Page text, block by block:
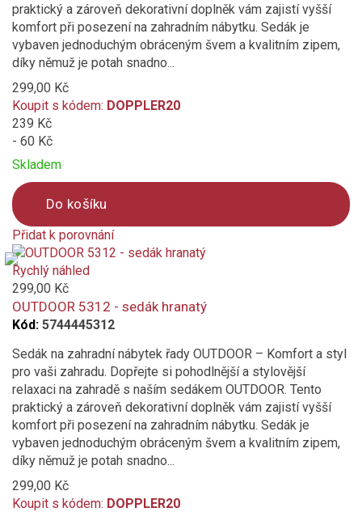
praktický a zároveň dekorativní doplněk vám zajistí vyšší
komfort při posezení na zahradním nábytku. Sedák je
vybaven jednoduchým obráceným švem a kvalitním zipem,
díky němuž je potah snadno...
299,00 Kč
Koupit s kódem: DOPPLER20
239 Kč
- 60 Kč
Skladem
Do košíku
Přidat k porovnání
Product
is
added
to
compare
Rychlý náhled
299,00 Kč
OUTDOOR 5312 - sedák hranatý
Kód: 5744445312
Sedák na zahradní nábytek řady OUTDOOR – Komfort a styl
pro vaši zahradu. Dopřejte si pohodlnější a stylovější
relaxaci na zahradě s naším sedákem OUTDOOR. Tento
praktický a zároveň dekorativní doplněk vám zajistí vyšší
komfort při posezení na zahradním nábytku. Sedák je
vybaven jednoduchým obráceným švem a kvalitním zipem,
díky němuž je potah snadno...
299,00 Kč
Koupit s kódem: DOPPLER20